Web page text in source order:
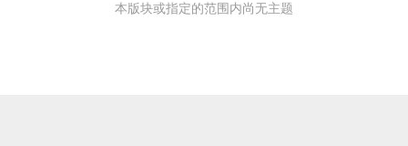
本版块或指定的范围内尚无主题